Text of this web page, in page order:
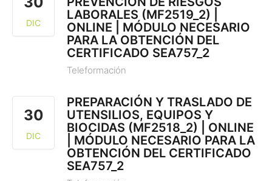
DIC
LABORALES (MF2519_2) |
ONLINE | MÓDULO NECESARIO
PARA LA OBTENCIÓN DEL
CERTIFICADO SEA757_2
Teleformación
30
DIC
PREPARACIÓN Y TRASLADO DE
UTENSILIOS, EQUIPOS Y
BIOCIDAS (MF2518_2) | ONLINE
| MÓDULO NECESARIO PARA LA
OBTENCIÓN DEL CERTIFICADO
SEA757_2